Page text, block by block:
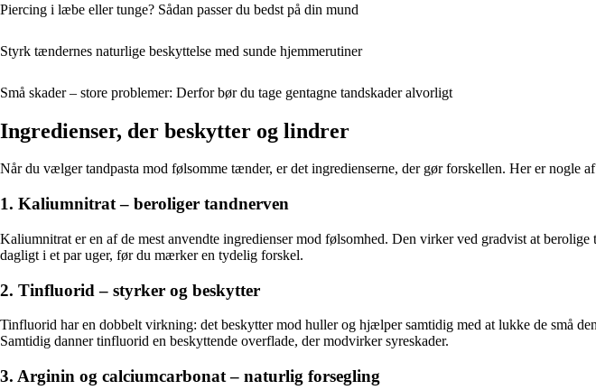
Piercing i læbe eller tunge? Sådan passer du bedst på din mund
Styrk tændernes naturlige beskyttelse med sunde hjemmerutiner
Små skader – store problemer: Derfor bør du tage gentagne tandskader alvorligt
Ingredienser, der beskytter og lindrer
Når du vælger tandpasta mod følsomme tænder, er det ingredienserne, der gør forskellen. Her er nogle
1. Kaliumnitrat – beroliger tandnerven
Kaliumnitrat er en af de mest anvendte ingredienser mod følsomhed. Den virker ved gradvist at
dagligt i et par uger, før du mærker en tydelig forskel.
2. Tinfluorid – styrker og beskytter
Tinfluorid har en dobbelt virkning: det beskytter mod huller og hjælper samtidig med at lukke de små
Samtidig danner tinfluorid en beskyttende overflade, der modvirker syreskader.
3. Arginin og calciumcarbonat – naturlig forsegling